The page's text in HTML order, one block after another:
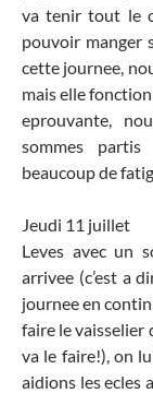
va tenir tout le
pouvoir
cette journee,
mais elle
eprouvante,
sommes
beaucoup de
Jeudi 11 juillet
Leves avec un
arrivee (c’est a
journee en
faire le vaisselier
va le faire!), on
aidions les ecles